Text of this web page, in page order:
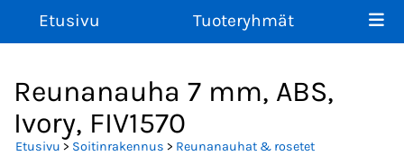
Etusivu Tuoteryhmät
Reunanauha 7 mm, ABS,
Ivory, FIV1570
Etusivu > Soitinrakennus > Reunanauhat & rosetet